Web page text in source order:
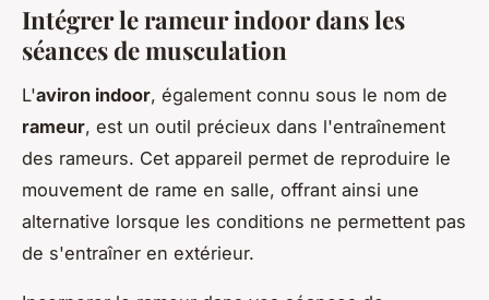
Intégrer le rameur indoor dans les
séances de musculation
L'aviron indoor, également connu sous le nom de
rameur, est un outil précieux dans l'entraînement
des rameurs. Cet appareil permet de reproduire le
mouvement de rame en salle, offrant ainsi une
alternative lorsque les conditions ne permettent pas
de s'entraîner en extérieur.